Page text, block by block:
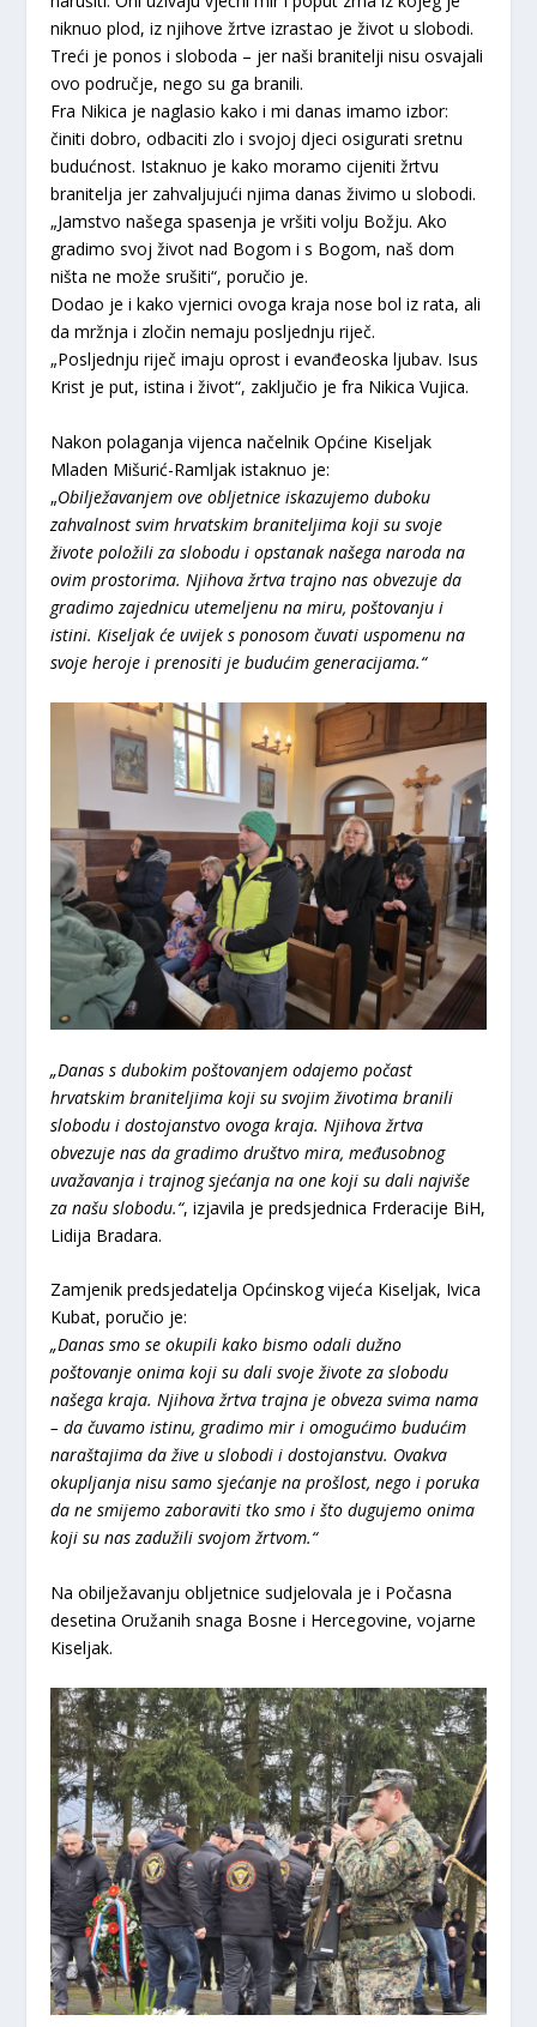
niknuo plod, iz njihove žrtve izrastao je život u slobodi.
Treći je ponos i sloboda – jer naši branitelji nisu osvajali
ovo područje, nego su ga branili.
Fra Nikica je naglasio kako i mi danas imamo izbor:
činiti dobro, odbaciti zlo i svojoj djeci osigurati sretnu
budućnost. Istaknuo je kako moramo cijeniti žrtvu
branitelja jer zahvaljujući njima danas živimo u slobodi.
„Jamstvo našega spasenja je vršiti volju Božju. Ako
gradimo svoj život nad Bogom i s Bogom, naš dom
ništa ne može srušiti“, poručio je.
Dodao je i kako vjernici ovoga kraja nose bol iz rata, ali
da mržnja i zločin nemaju posljednju riječ.
„Posljednju riječ imaju oprost i evanđeoska ljubav. Isus
Krist je put, istina i život“, zaključio je fra Nikica Vujica.
Nakon polaganja vijenca načelnik Općine Kiseljak
Mladen Mišurić-Ramljak istaknuo je:
„Obilježavanjem ove obljetnice iskazujemo duboku
zahvalnost svim hrvatskim braniteljima koji su svoje
živote položili za slobodu i opstanak našega naroda na
ovim prostorima. Njihova žrtva trajno nas obvezuje da
gradimo zajednicu utemeljenu na miru, poštovanju i
istini. Kiseljak će uvijek s ponosom čuvati uspomenu na
svoje heroje i prenositi je budućim generacijama.“
„Danas s dubokim poštovanjem odajemo počast
hrvatskim braniteljima koji su svojim životima branili
slobodu i dostojanstvo ovoga kraja. Njihova žrtva
obvezuje nas da gradimo društvo mira, međusobnog
uvažavanja i trajnog sjećanja na one koji su dali najviše
za našu slobodu.“, izjavila je predsjednica Frderacije BiH,
Lidija Bradara.
Zamjenik predsjedatelja Općinskog vijeća Kiseljak, Ivica
Kubat, poručio je:
„Danas smo se okupili kako bismo odali dužno
poštovanje onima koji su dali svoje živote za slobodu
našega kraja. Njihova žrtva trajna je obveza svima nama
– da čuvamo istinu, gradimo mir i omogućimo budućim
naraštajima da žive u slobodi i dostojanstvu. Ovakva
okupljanja nisu samo sjećanje na prošlost, nego i poruka
da ne smijemo zaboraviti tko smo i što dugujemo onima
koji su nas zadužili svojom žrtvom.“
Na obilježavanju obljetnice sudjelovala je i Počasna
desetina Oružanih snaga Bosne i Hercegovine, vojarne
Kiseljak.